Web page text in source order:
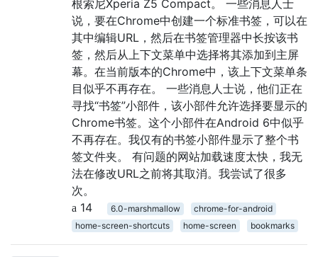
根索尼Xperia Z5 Compact。 一些消息人士
说，要在Chrome中创建一个标准书签，可以在
其中编辑URL，然后在书签管理器中长按该书
签，然后从上下文菜单中选择将其添加到主屏
幕。在当前版本的Chrome中，该上下文菜单条
目似乎不再存在。 一些消息人士说，他们正在
寻找“书签”小部件，该小部件允许选择要显示的
Chrome书签。这个小部件在Android 6中似乎
不再存在。我仅有的书签小部件显示了整个书
签文件夹。 有问题的网站加载速度太快，我无
法在修改URL之前将其取消。我尝试了很多
次。
14
6.0-marshmallow
chrome-for-android
home-screen-shortcuts
home-screen bookmarks